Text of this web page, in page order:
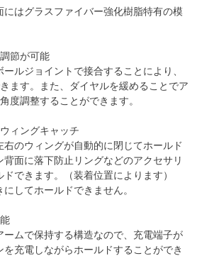
はグラスファイバー強化樹脂特有の模
節が可能
ールジョイントで接合することにより、
ます。また、ダイヤルを緩めることでア
度調整することができます。
ィングキャッチ
右のウィングが自動的に閉じてホールド
面に落下防止リングなどのアクセサリ
できます。（装着位置によります）
してホールドできません。
ームで保持する構造なので、充電端子が
充電しながらホールドすることができ